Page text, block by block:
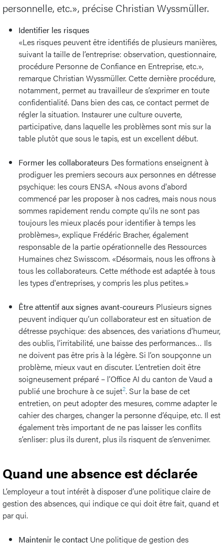
personnelle, etc.», précise Christian Wyssmüller.
Identifier les risques
«Les risques peuvent être identifiés de plusieurs manières,
suivant la taille de l’entreprise: observation, questionnaire,
procédure Personne de Confiance en Entreprise, etc.»,
remarque Christian Wyssmüller. Cette dernière procédure,
notamment, permet au travailleur de s’exprimer en toute
confidentialité. Dans bien des cas, ce contact permet de
régler la situation. Instaurer une culture ouverte,
participative, dans laquelle les problèmes sont mis sur la
table plutôt que sous le tapis, est un excellent début.
Former les collaborateurs Des formations enseignent à
prodiguer les premiers secours aux personnes en détresse
psychique: les cours ENSA. «Nous avons d'abord
commencé par les proposer à nos cadres, mais nous nous
sommes rapidement rendu compte qu'ils ne sont pas
toujours les mieux placés pour identifier à temps les
problèmes», explique Frédéric Bracher, également
responsable de la partie opérationnelle des Ressources
Humaines chez Swisscom. «Désormais, nous les offrons à
tous les collaborateurs. Cette méthode est adaptée à tous
les types d'entreprises, y compris les plus petites.»
Être attentif aux signes avant-coureurs Plusieurs signes
peuvent indiquer qu’un collaborateur est en situation de
détresse psychique: des absences, des variations d’humeur,
des oublis, l’irritabilité, une baisse des performances… Ils
ne doivent pas être pris à la légère. Si l’on soupçonne un
problème, mieux vaut en discuter. L’entretien doit être
soigneusement préparé – l’Office AI du canton de Vaud a
publié une brochure à ce sujet2. Sur la base de cet
entretien, on peut adopter des mesures, comme adapter le
cahier des charges, changer la personne d’équipe, etc. Il est
également très important de ne pas laisser les conflits
s’enliser: plus ils durent, plus ils risquent de s’envenimer.
Quand une absence est déclarée
L’employeur a tout intérêt à disposer d’une politique claire de
gestion des absences, qui indique ce qui doit être fait, quand et
par qui.
Maintenir le contact Une politique de gestion des